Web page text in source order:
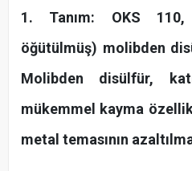
1. Tanım: OKS
öğütülmüş) molibden
Molibden disülfür,
mükemmel kayma
metal temasının